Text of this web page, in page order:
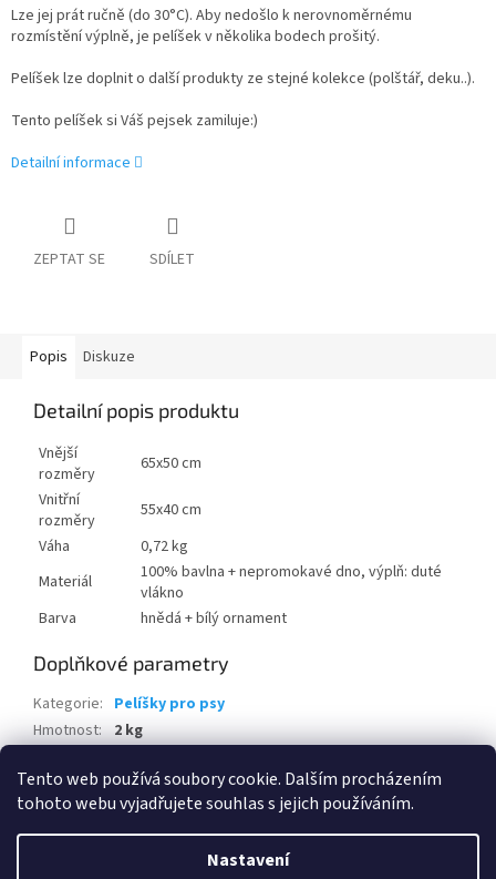
Tento web používá soubory cookie. Dalším procházením
tohoto webu vyjadřujete souhlas s jejich používáním.
Nastavení
Lze jej prát ručně (do 30°C). Aby nedošlo k nerovnoměrnému
rozmístění výplně, je pelíšek v několika bodech prošitý.
Pelíšek lze doplnit o další produkty ze stejné kolekce (polštář, deku..).
Tento pelíšek si Váš pejsek zamiluje:)
Detailní informace
ZEPTAT SE SDÍLET
Popis Diskuze
Detailní popis produktu
Vnější
rozměry
65x50 cm
Vnitřní
rozměry
55x40 cm
Váha
0,72 kg
Materiál
100% bavlna + nepromokavé dno, výplň: duté
vlákno
Barva
hnědá + bílý ornament
Doplňkové parametry
Kategorie: Pelíšky pro psy
Hmotnost: 2 kg
Vytvořil Shoptet